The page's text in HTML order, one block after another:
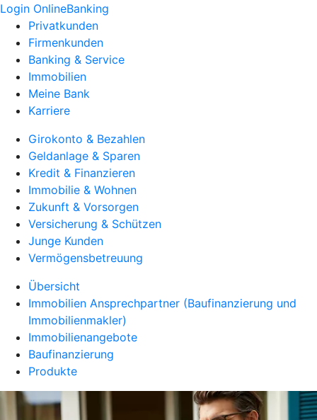
Login OnlineBanking
Privatkunden
Firmenkunden
Banking & Service
Immobilien
Meine Bank
Karriere
Girokonto & Bezahlen
Geldanlage & Sparen
Kredit & Finanzieren
Immobilie & Wohnen
Zukunft & Vorsorgen
Versicherung & Schützen
Junge Kunden
Vermögensbetreuung
Übersicht
Immobilien Ansprechpartner (Baufinanzierung und
Immobilienmakler)
Immobilienangebote
Baufinanzierung
Produkte